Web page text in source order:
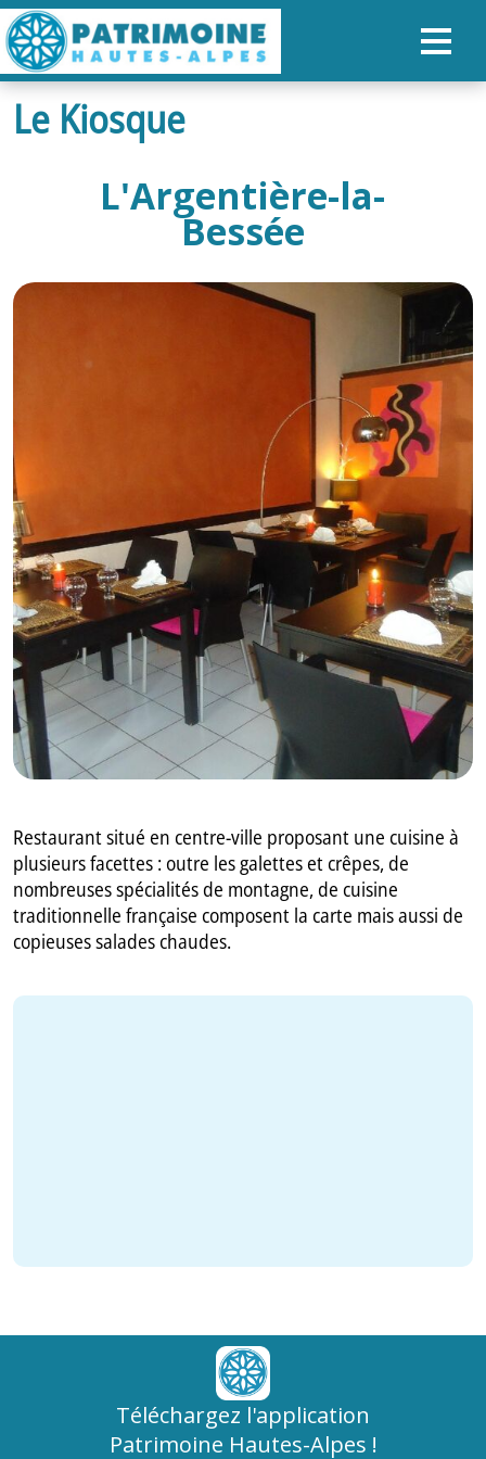
ACCUEIL
NOS PARCOURS
ORGANISER SON SÉJOUR
IT
Le Kiosque
L'Argentière-la-
Bessée
Restaurant situé en centre-ville proposant une cuisine à
plusieurs facettes : outre les galettes et crêpes, de
nombreuses spécialités de montagne, de cuisine
traditionnelle française composent la carte mais aussi de
copieuses salades chaudes.
Téléchargez l'application
Patrimoine Hautes-Alpes !